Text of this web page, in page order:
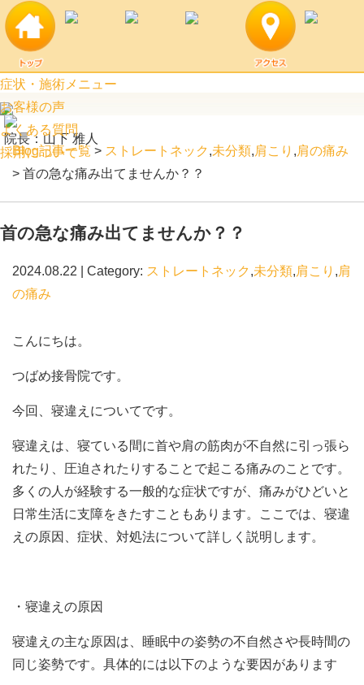
首の急な痛み出てませんか？？ | 阿見町口コミ上位のつばめ接骨院
症状・施術メニュー
お客様の声
よくある質問
採用について
院長：山下 雅人
Blog記事一覧 > ストレートネック ,未分類,肩こり ,肩の痛み
> 首の急な痛み出てませんか？？
首の急な痛み出てませんか？？
2024.08.22 | Category: ストレートネック ,未分類,肩こり ,肩
の痛み
こんにちは。
つばめ接骨院です。
今回、寝違えについてです。
寝違えは、寝ている間に首や肩の筋肉が不自然に引っ張ら
れたり、圧迫されたりすることで起こる痛みのことです。
多くの人が経験する一般的な症状ですが、痛みがひどいと
日常生活に支障をきたすこともあります。ここでは、寝違
えの原因、症状、対処法について詳しく説明します。
・寝違えの原因
寝違えの主な原因は、睡眠中の姿勢の不自然さや長時間の
同じ姿勢です。具体的には以下のような要因があります